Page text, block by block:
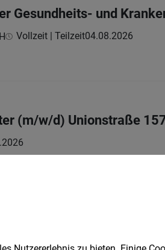
Gesundheits- und
Vollzeit | Teilzeit04.08.2026
(m/w/d) Unionstraße